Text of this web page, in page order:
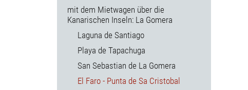
mit dem Mietwagen über die
Kanarischen Inseln: La Gomera
Laguna de Santiago
Playa de Tapachuga
San Sebastian de La Gomera
El Faro - Punta de Sa Cristobal